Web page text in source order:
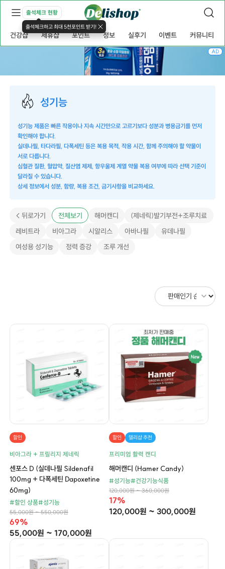
출석체크 현황
출석체크하고 최대 5천포인트 받기!
건강샵 제휴샵 포인트 정보 실후기 이벤트 커뮤니티
성기능
성기능 제품은 빠른 작용이나 지속 시간만으로 고르기보다 성분과 병용금기를 먼저
확인해야 합니다.
실데나필, 타다라필, 다폭세틴 등은 복용 목적, 작용 시간, 함께 주의해야 할 약물이
서로 다릅니다.
심혈관 질환, 혈압약, 질산염 제제, 항우울제 계열 약물 복용 여부에 따라 선택 기준이
달라질 수 있습니다.
상세 정보에서 성분, 함량, 복용 조건, 금기사항을 비교하세요.
< 뒤로가기 전체보기 해머캔디
(제네릭)발기부전+조루치료
레비트라
비아그라 시알리스 아바나필
유데나필
여성용 성기능
정력 증강 조루 개선
할인
비아그라 + 프릴리지 제네릭
센포스 D (실데나필 Sildenafil
100mg + 다폭세틴 Dapoxetine
60mg)
#할인 상품#성기능
55,000원 ~ 550,000원
69%
55,000원 ~ 170,000원
할인 델리샵 추천
프리미엄 활력 캔디
해머캔디 (Hamer Candy)
#성기능#건강기능식품
120,000원 ~ 360,000원
17%
120,000원 ~ 300,000원
AD